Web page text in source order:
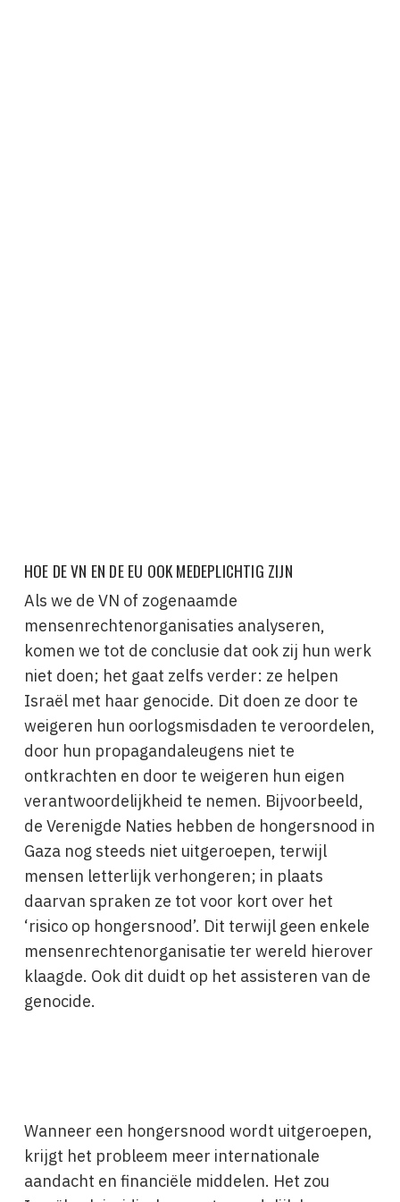
HOE DE VN EN DE EU OOK MEDEPLICHTIG ZIJN
Als we de VN of zogenaamde
mensenrechtenorganisaties analyseren,
komen we tot de conclusie dat ook zij hun werk
niet doen; het gaat zelfs verder: ze helpen
Israël met haar genocide. Dit doen ze door te
weigeren hun oorlogsmisdaden te veroordelen,
door hun propagandaleugens niet te
ontkrachten en door te weigeren hun eigen
verantwoordelijkheid te nemen. Bijvoorbeeld,
de Verenigde Naties hebben de hongersnood in
Gaza nog steeds niet uitgeroepen, terwijl
mensen letterlijk verhongeren; in plaats
daarvan spraken ze tot voor kort over het
‘risico op hongersnood’. Dit terwijl geen enkele
mensenrechtenorganisatie ter wereld hierover
klaagde. Ook dit duidt op het assisteren van de
genocide.
Wanneer een hongersnood wordt uitgeroepen,
krijgt het probleem meer internationale
aandacht en financiële middelen. Het zou